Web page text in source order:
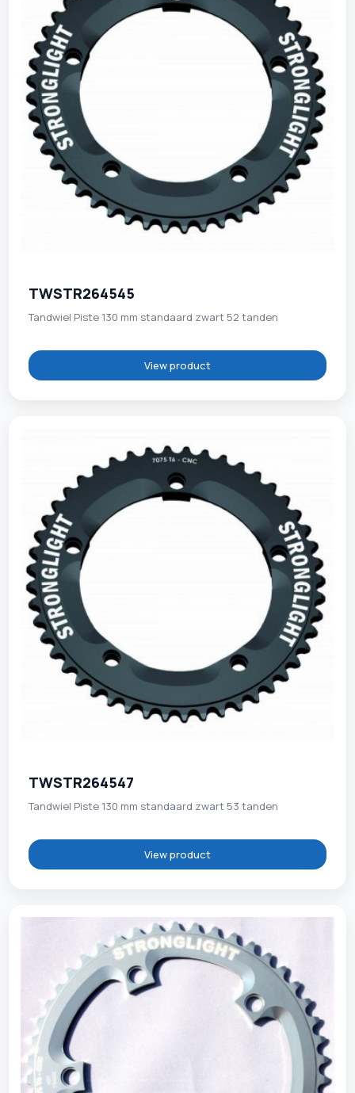
TWSTR264545
Tandwiel Piste 130 mm standaard zwart 52 tanden
View product
TWSTR264547
Tandwiel Piste 130 mm standaard zwart 53 tanden
View product